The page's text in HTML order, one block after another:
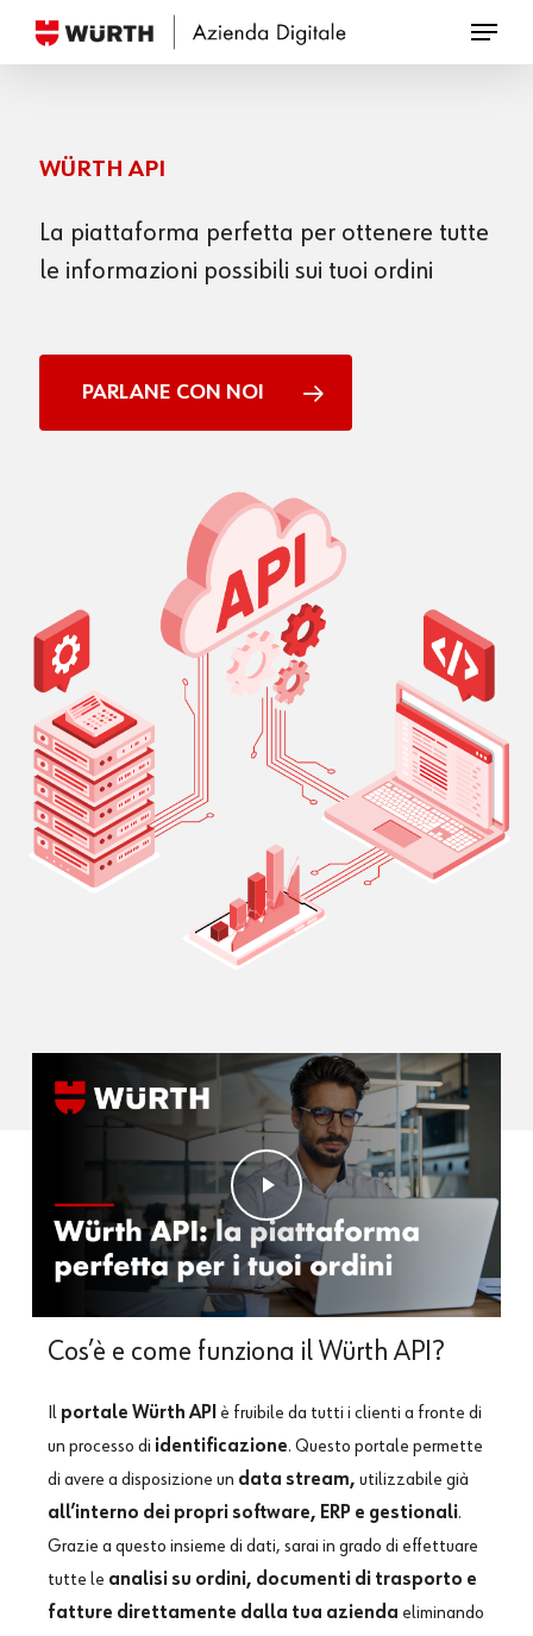
WÜRTH API
La piattaforma perfetta per ottenere tutte
le informazioni possibili sui tuoi ordini
PARLANE CON NOI
Play Video
Cos’è e come funziona il Würth API?
Il portale Wurth API è fruibile da tutti i clienti a fronte di
un processo di identificazione. Questo portale permette
di avere a disposizione un data stream,utilizzabile già
all’interno dei propri software, ERP e gestionali.
Grazie a questo insieme di dati, sarai in grado di effettuare
tutte le analisi su ordini, documenti di trasporto e
fatture direttamente dalla tua azienda eliminando